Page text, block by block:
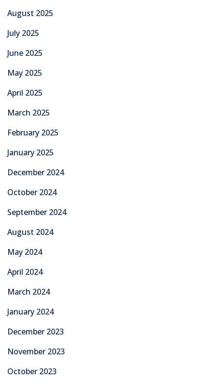
August 2025
July 2025
June 2025
May 2025
April 2025
March 2025
February 2025
January 2025
December 2024
October 2024
September 2024
August 2024
May 2024
April 2024
March 2024
January 2024
December 2023
November 2023
October 2023